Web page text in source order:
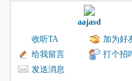
aajasd
收听TA
加为好
给我留言
打个招
发送消息